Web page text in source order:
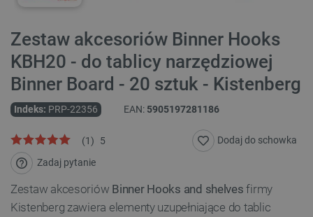
Zestaw akcesoriów Binner Hooks
KBH20 - do tablicy narzędziowej
Binner Board - 20 sztuk - Kistenberg
Indeks: PRP-22356 EAN: 5905197281186
5
(1)
Zadaj pytanie
Dodaj do schowka
Zestaw akcesoriów Binner Hooks and shelvesfirmy
Kistenberg zawiera elementy uzupełniające do tablic